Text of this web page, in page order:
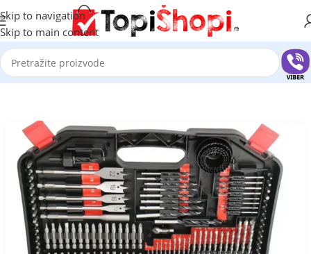
Skip to navigation
Skip to main content
Početna/Alat/Setovi alata